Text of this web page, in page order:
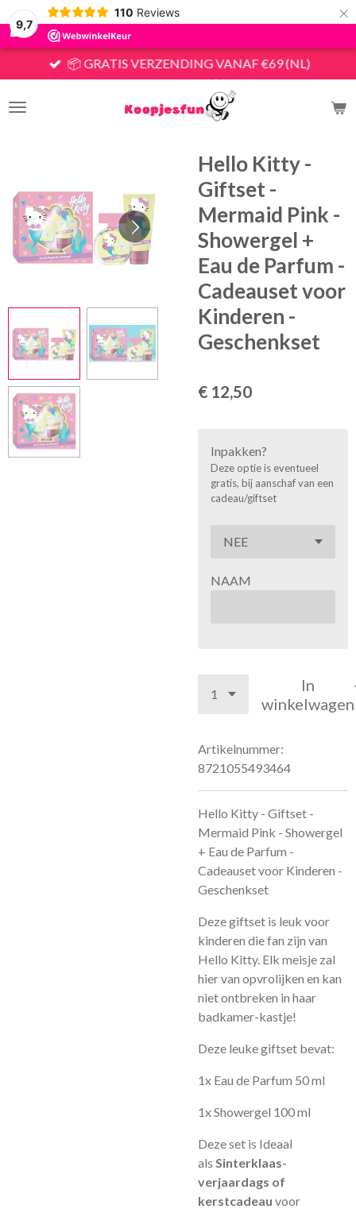
9,7
110 Reviews ×
📦 GRATIS VERZENDING VANAF €69 (NL)
Hello Kitty -
Giftset -
Mermaid Pink -
Showergel +
Eau de Parfum -
Cadeauset voor
Kinderen -
Geschenkset
€ 12,50
Inpakken?
Deze optie is eventueel
gratis, bij aanschaf van een
cadeau/giftset
NAAM
In
winkelwagen
Artikelnummer:
8721055493464
Hello Kitty - Giftset -
Mermaid Pink - Showergel
+ Eau de Parfum -
Cadeauset voor Kinderen -
Geschenkset
Deze giftset is leuk voor
kinderen die fan zijn van
Hello Kitty. Elk meisje zal
hier van opvrolijken en kan
niet ontbreken in haar
badkamer-kastje!
Deze leuke giftset bevat:
1x Eau de Parfum 50 ml
1x Showergel 100 ml
Deze set is Ideaal
als Sinterklaas-
verjaardags of
kerstcadeau voor